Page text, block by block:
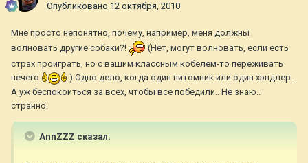
Опубликовано 12 октября, 2010
Мне просто непонятно, почему, например, меня должны
волновать другие собаки?!
(Нет, могут волновать, если есть
страх проиграть, но с вашим классным кобелем-то переживать
нечего
) Одно дело, когда один питомник или один хэндлер..
А уж беспокоиться за всех, чтобы все победили.. Не знаю..
странно.
AnnZZZ сказал: